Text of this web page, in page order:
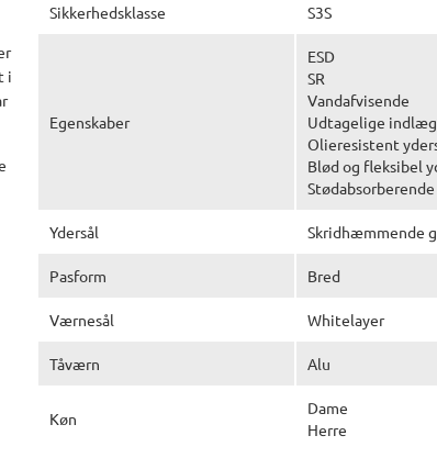
i
Sikkerhedsklasse S3S
Egenskaber
ESD
SR
Vandafvisende
Udtagelige
Olieresistent
Blød og fleksibel
Stødabsorberende
Ydersål Skridhæmmende
Pasform Bred
Værnesål Whitelayer
Tåværn Alu
Køn
Dame
Herre